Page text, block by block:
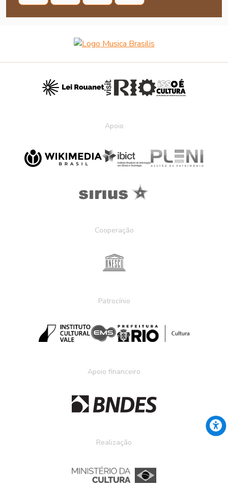
Apoio
Cooperação
Patrocínio
Apoio financeiro
Realização